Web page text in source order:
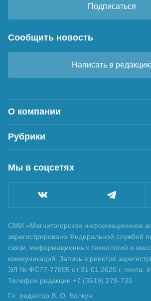
Подписаться
Сообщить новость
Написать в
О компании
Рубрики
Мы в соцсетях
СМИ «Магнитогорское информационное
зарегистрировано Федеральной службой
связи, информационных технологий и
коммуникаций. Запись в реестре
ЭЛ № ФС77-77805 от 31.01.2020 г. почта:
Телефон редакции +7 (3519) 279-733
Гл. редактор В. О. Болкун